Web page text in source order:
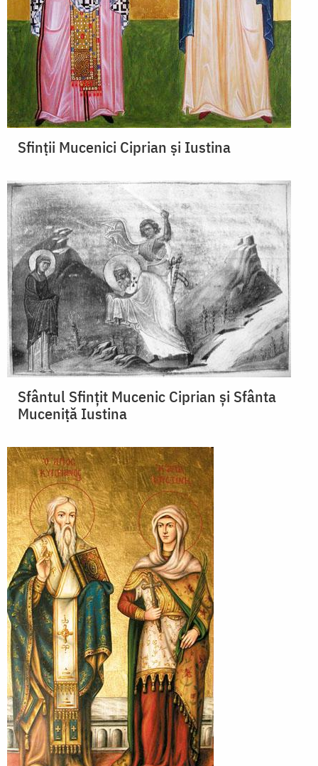
Sfinții Mucenici Ciprian și Iustina
Sfântul Sfinţit Mucenic Ciprian și Sfânta
Muceniță Iustina